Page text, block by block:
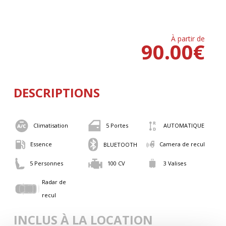
À partir de
€
90.00
DESCRIPTIONS
Climatisation 5 Portes AUTOMATIQUE
Essence BLUETOOTH Camera de recul
5 Personnes 100 CV 3 Valises
Radar de
recul
INCLUS À LA LOCATION